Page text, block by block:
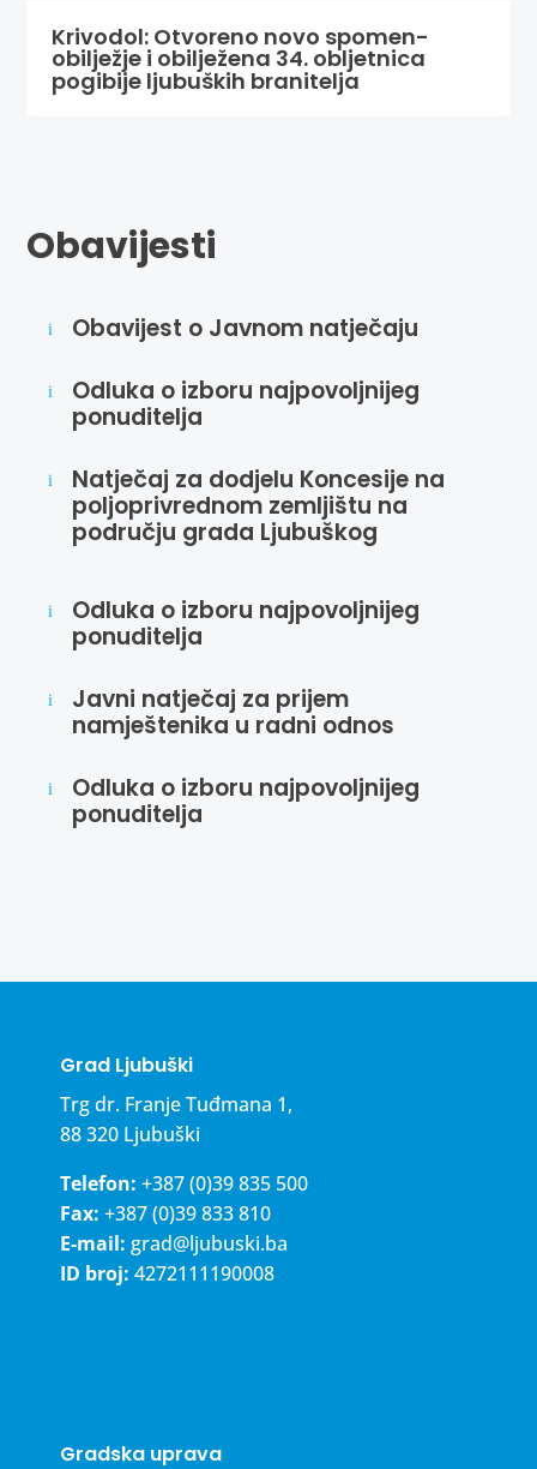
Krivodol: Otvoreno novo spomen-
obilježje i obilježena 34. obljetnica
pogibije ljubuških branitelja
Obavijesti
i Obavijest o Javnom natječaju
i
Odluka o izboru najpovoljnijeg
ponuditelja
i
Natječaj za dodjelu Koncesije na
poljoprivrednom zemljištu na
području grada Ljubuškog
i
Odluka o izboru najpovoljnijeg
ponuditelja
i
Javni natječaj za prijem
namještenika u radni odnos
i
Odluka o izboru najpovoljnijeg
ponuditelja
Grad Ljubuški
Trg dr. Franje Tuđmana 1,
88 320 Ljubuški
Telefon: +387 (0)39 835 500
Fax: +387 (0)39 833 810
E-mail: grad@ljubuski.ba
ID broj: 4272111190008
Gradska uprava